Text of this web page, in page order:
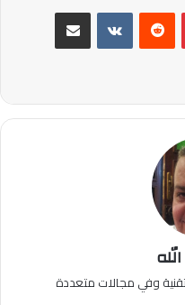
بينتيريست
مشاركة عبر البريد
وفي مجالات متعددة